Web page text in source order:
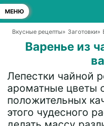
МЕНЮ
Вкусные рецепты» Заготовки»
Варенье из
Лепестки чайной
ароматные цветы
положительных
этого чудесного